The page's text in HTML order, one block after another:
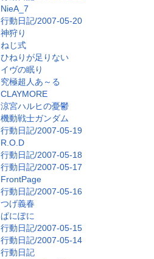
NieA_7
行動日記/2007-05-20
神狩り
ねじ式
ひねりが足りない
イヴの眠り
究極超人あ～る
CLAYMORE
涼宮ハルヒの憂鬱
機動戦士ガンダム
行動日記/2007-05-19
R.O.D
行動日記/2007-05-18
行動日記/2007-05-17
FrontPage
行動日記/2007-05-16
つげ義春
ぱにぽに
行動日記/2007-05-15
行動日記/2007-05-14
行動日記